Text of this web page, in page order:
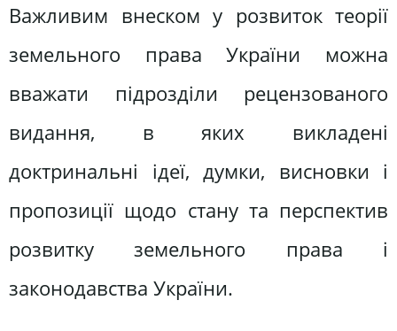
Важливим внеском у розвиток теорії
земельного права України можна
вважати підрозділи рецензованого
видання, в яких викладені
доктринальні ідеї, думки, висновки і
пропозиції щодо стану та перспектив
розвитку земельного права і
законодавства України.